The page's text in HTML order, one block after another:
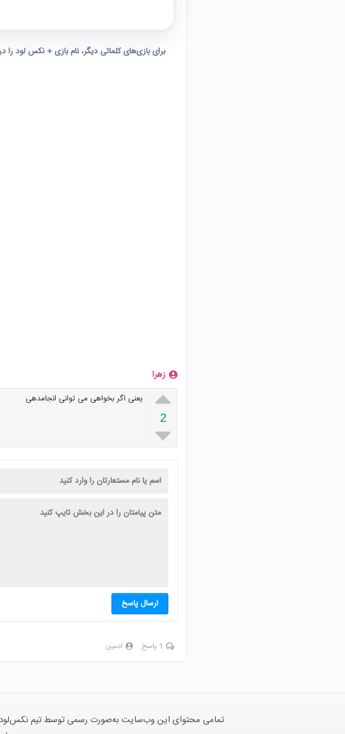
برای بازی‌های کلماتی دیگر، نام بازی + نکس لود را
زهرا

2

یعنی اگر بخواهی می توانی انجامدهی
ارسال پاسخ
1 پاسخ ادمین
تمامی محتوای این وب‌سایت به‌صورت رسمی توسط تیم نکس‌لود